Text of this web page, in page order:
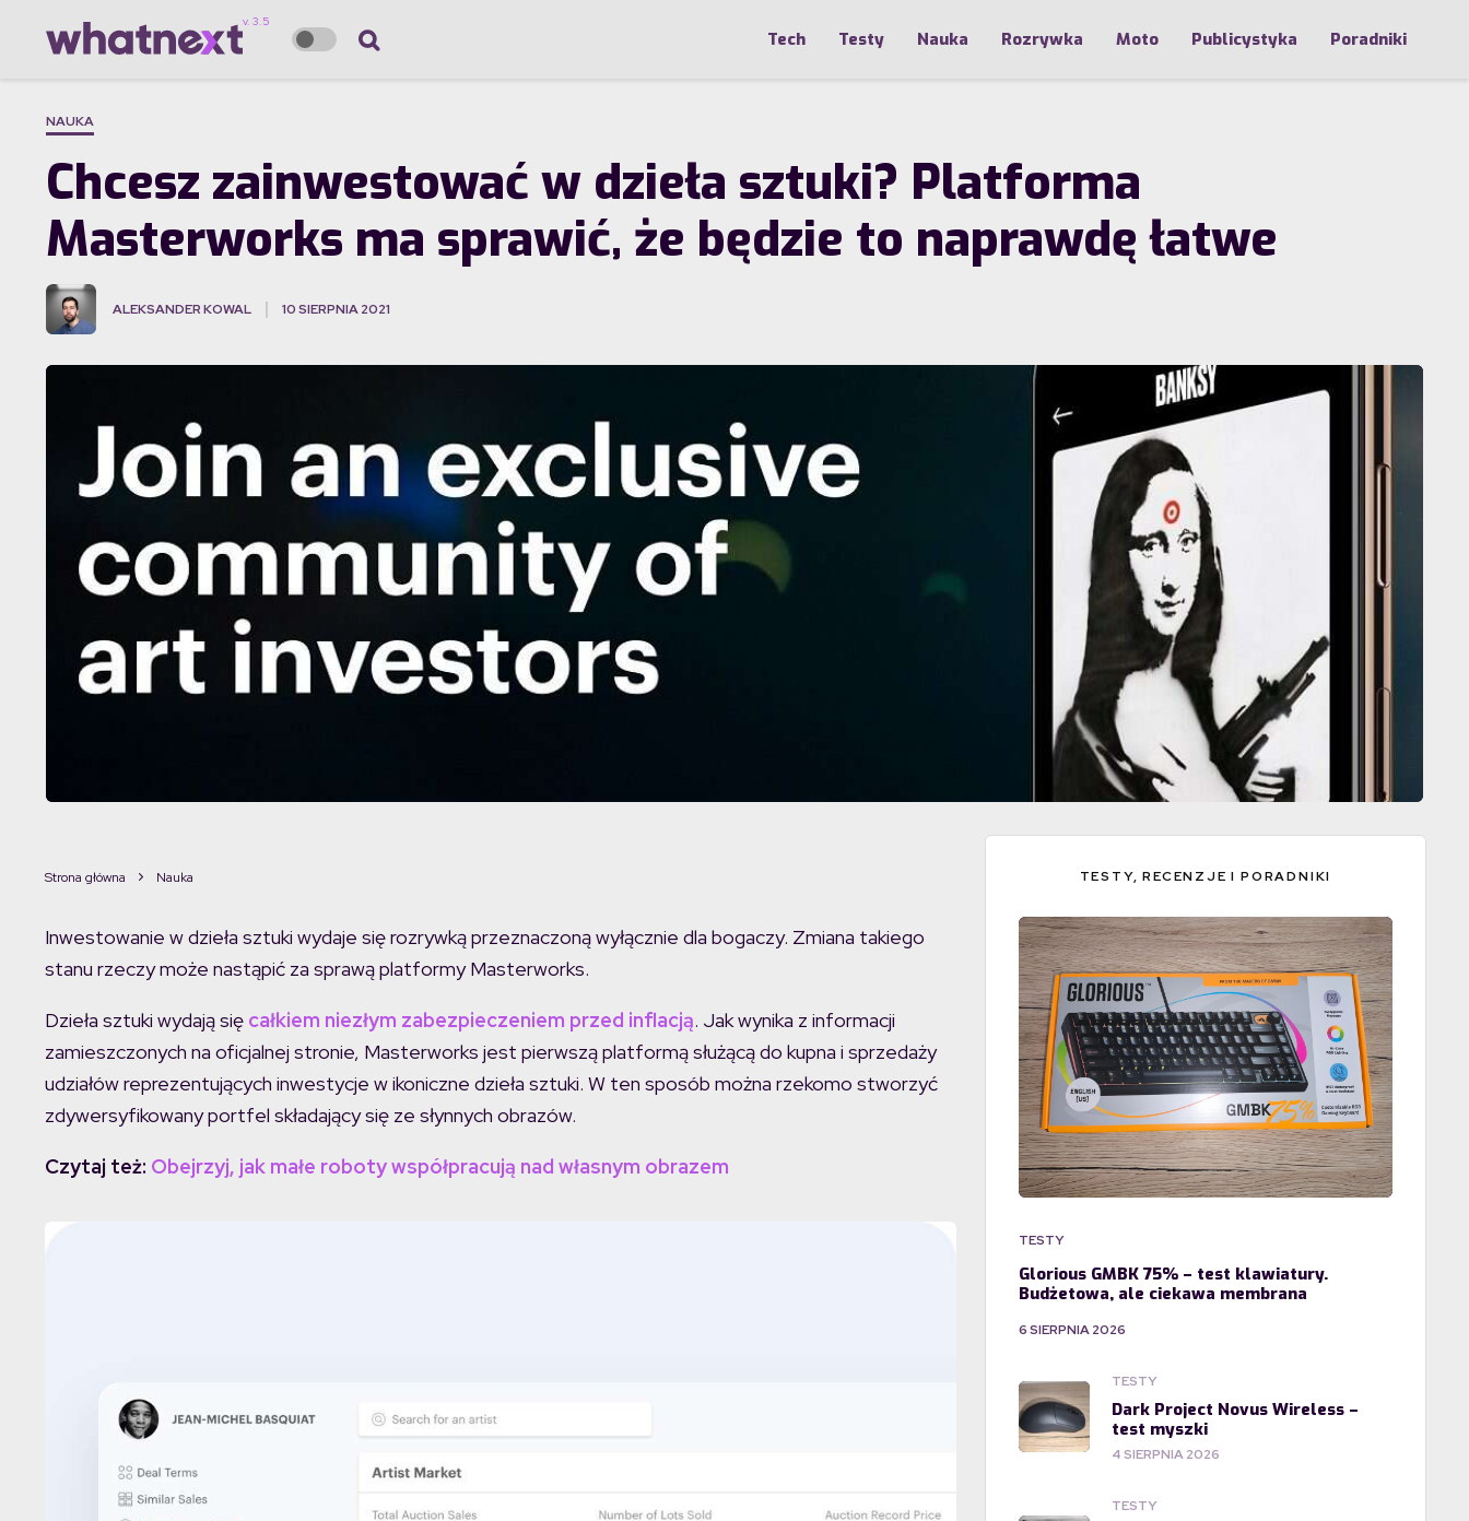
Tech Testy Nauka Rozrywka Moto Publicystyka Poradniki
NAUKA
Chcesz zainwestować w dzieła sztuki? Platforma
Masterworks ma sprawić, że będzie to naprawdę łatwe
ALEKSANDER KOWAL 10 SIERPNIA 2021
Strona główna Nauka
Inwestowanie w dzieła sztuki wydaje się rozrywką przeznaczoną wyłącznie dla bogaczy. Zmiana takiego
stanu rzeczy może nastąpić za sprawą platformy Masterworks.
Dzieła sztuki wydają się całkiem niezłym zabezpieczeniem przed inflacją. Jak wynika z informacji
zamieszczonych na oficjalnej stronie, Masterworks jest pierwszą platformą służącą do kupna i sprzedaży
udziałów reprezentujących inwestycje w ikoniczne dzieła sztuki. W ten sposób można rzekomo stworzyć
zdywersyfikowany portfel składający się ze słynnych obrazów.
Czytaj też: Obejrzyj, jak małe roboty współpracują nad własnym obrazem
TESTY, RECENZJE I PORADNIKI
TESTY
Glorious GMBK 75% – test klawiatury.
Budżetowa, ale ciekawa membrana
6 SIERPNIA 2026
TESTY
Dark Project Novus Wireless –
test myszki
4 SIERPNIA 2026
TESTY